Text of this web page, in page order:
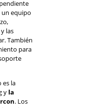
equipo
las
También
para
es la
y la
. Los